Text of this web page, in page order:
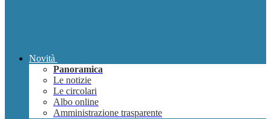
Novità
Panoramica
Le notizie
Le circolari
Albo online
Amministrazione trasparente